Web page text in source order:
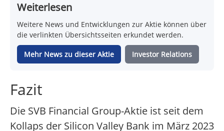
Weiterlesen
Weitere News und Entwicklungen zur Aktie können über
die verlinkten Übersichtsseiten erkundet werden.
Mehr News zu dieser Aktie Investor Relations
Fazit
Die SVB Financial Group-Aktie ist seit dem
Kollaps der Silicon Valley Bank im März 2023